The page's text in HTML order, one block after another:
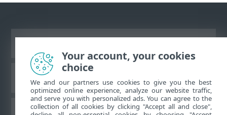
ESET-tietämyskanta
ESET-foorumi
Your account, your cookies
choice
We and our partners use cookies to give you the best
optimized online experience, analyze our website traffic,
and serve you with personalized ads. You can agree to the
collection of all cookies by clicking "Accept all and close",